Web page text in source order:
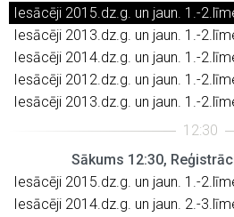
Iesācēji 2015.dz.g. un jaun. 1.-
Iesācēji 2013.dz.g. un jaun. 1.-
Iesācēji 2014.dz.g. un jaun. 1.-
Iesācēji 2012.dz.g. un jaun. 1.-
Iesācēji 2013.dz.g. un jaun. 1.-
Sākums 12:30,
Iesācēji 2015.dz.g. un jaun. 1.-
Iesācēji 2014.dz.g. un jaun. 2.-